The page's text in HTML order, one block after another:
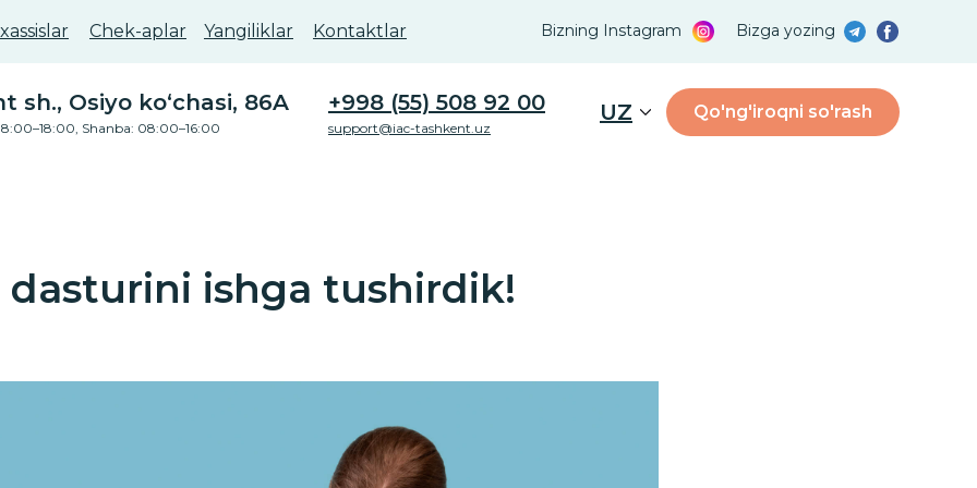
Chek-aplar Yangiliklar Kontaktlar Bizning Instagram Bizga yozing
+998 (55) 508 92 00
support@iac-tashkent.uz
sh., Osiyo ko‘chasi, 86A
Shanba: 08:00–16:00
UZ Qo'ng'iroqni so'rash
dasturini ishga tushirdik!